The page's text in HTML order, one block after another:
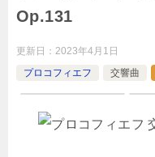
Op.131
更新日： 2023年4月1日
プロコフィエフ
交響曲